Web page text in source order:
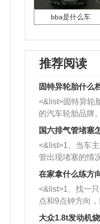
bba是什么车
推荐阅读
固特异轮胎什么
<&list>固特异轮
的汽车轮胎品牌
牌，但是中高低
也是为了更好的
国六排气管堵塞
<&list>1、当车
管出现堵塞的情
者是细棍，直接
堵塞情况比较严
施。 <&list>2、
杂物推到排气管
三元催化器拆解
在家拿什么练方
<&list>1、找一
点和9点钟方向
方向做一个标记
大众1.8t发动机